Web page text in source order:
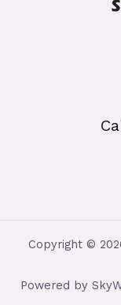
Copyright ©
Powered by